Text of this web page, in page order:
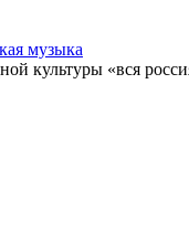
музыка
культуры «вся